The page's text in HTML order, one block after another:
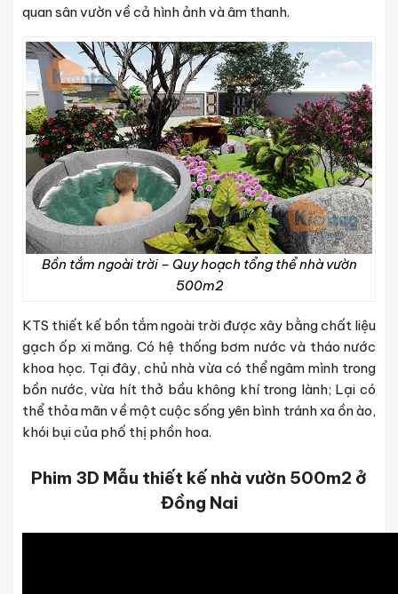
quan sân vườn về cả hình ảnh và âm thanh.
Bồn tắm ngoài trời – Quy hoạch tổng thể nhà vườn
500m2
KTS thiết kế bồn tắm ngoài trời được xây bằng chất liệu
gạch ốp xi măng. Có hệ thống bơm nước và tháo nước
khoa học. Tại đây, chủ nhà vừa có thể ngâm mình trong
bồn nước, vừa hít thở bầu không khí trong lành; Lại có
thể thỏa mãn về một cuộc sống yên bình tránh xa ồn ào,
khói bụi của phố thị phồn hoa.
Phim 3D Mẫu thiết kế nhà vườn 500m2 ở
Đồng Nai